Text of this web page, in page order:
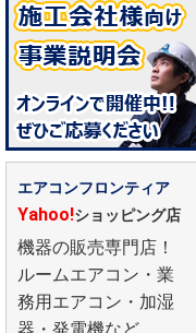
エアコンフロンティア
Yahoo!ショッピング店
機器の販売専門店！
ルームエアコン・業
務用エアコン・加湿
器・発電機など